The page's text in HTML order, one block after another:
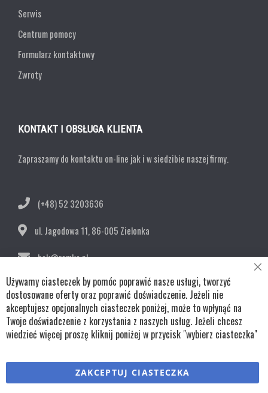
Serwis
Centrum pomocy
Formularz kontaktowy
Zwroty
KONTAKT I OBSŁUGA KLIENTA
Zapraszamy do kontaktu on-line jak i w siedzibie naszej firmy.
(+48) 52 3203636
ul. Jagodowa 11, 86-005 Zielonka
bok@remko.pl
OBSERWUJ NAS
Copyright © wszystkie prawa zastrzeżone TKL Progress
Używamy ciasteczek by pomóc poprawić nasze usługi, tworzyć
dostosowane oferty oraz poprawić doświadczenie. Jeżeli nie
akceptujesz opcjonalnych ciasteczek poniżej, może to wpłynąć na
Twoje doświadczenie z korzystania z naszych usług. Jeżeli chcesz
wiedzieć więcej proszę kliknij poniżej w przycisk "wybierz ciasteczka"
ZAKCEPTUJ CIASTECZKA